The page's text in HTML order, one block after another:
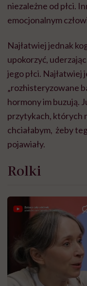
niezależne od płci.
emocjonalnym
Najłatwiej jednak
upokorzyć,
jego płci.
„rozhisteryzowane
hormony im buzują.
przytykach, których
chciałabym, żeby
pojawiały.
Rolki